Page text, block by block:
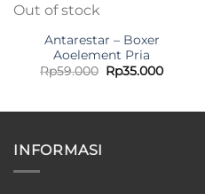
Out of stock
Antarestar – Boxer
Aoelement Pria
Rp59.000 Original
price
Rp35.000Current
INFORMASI